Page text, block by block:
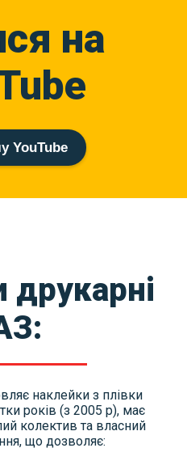
на
YouTube
друкарні
наклейки з плівки
років (з 2005 р), має
колектив та власний
що дозволяє: